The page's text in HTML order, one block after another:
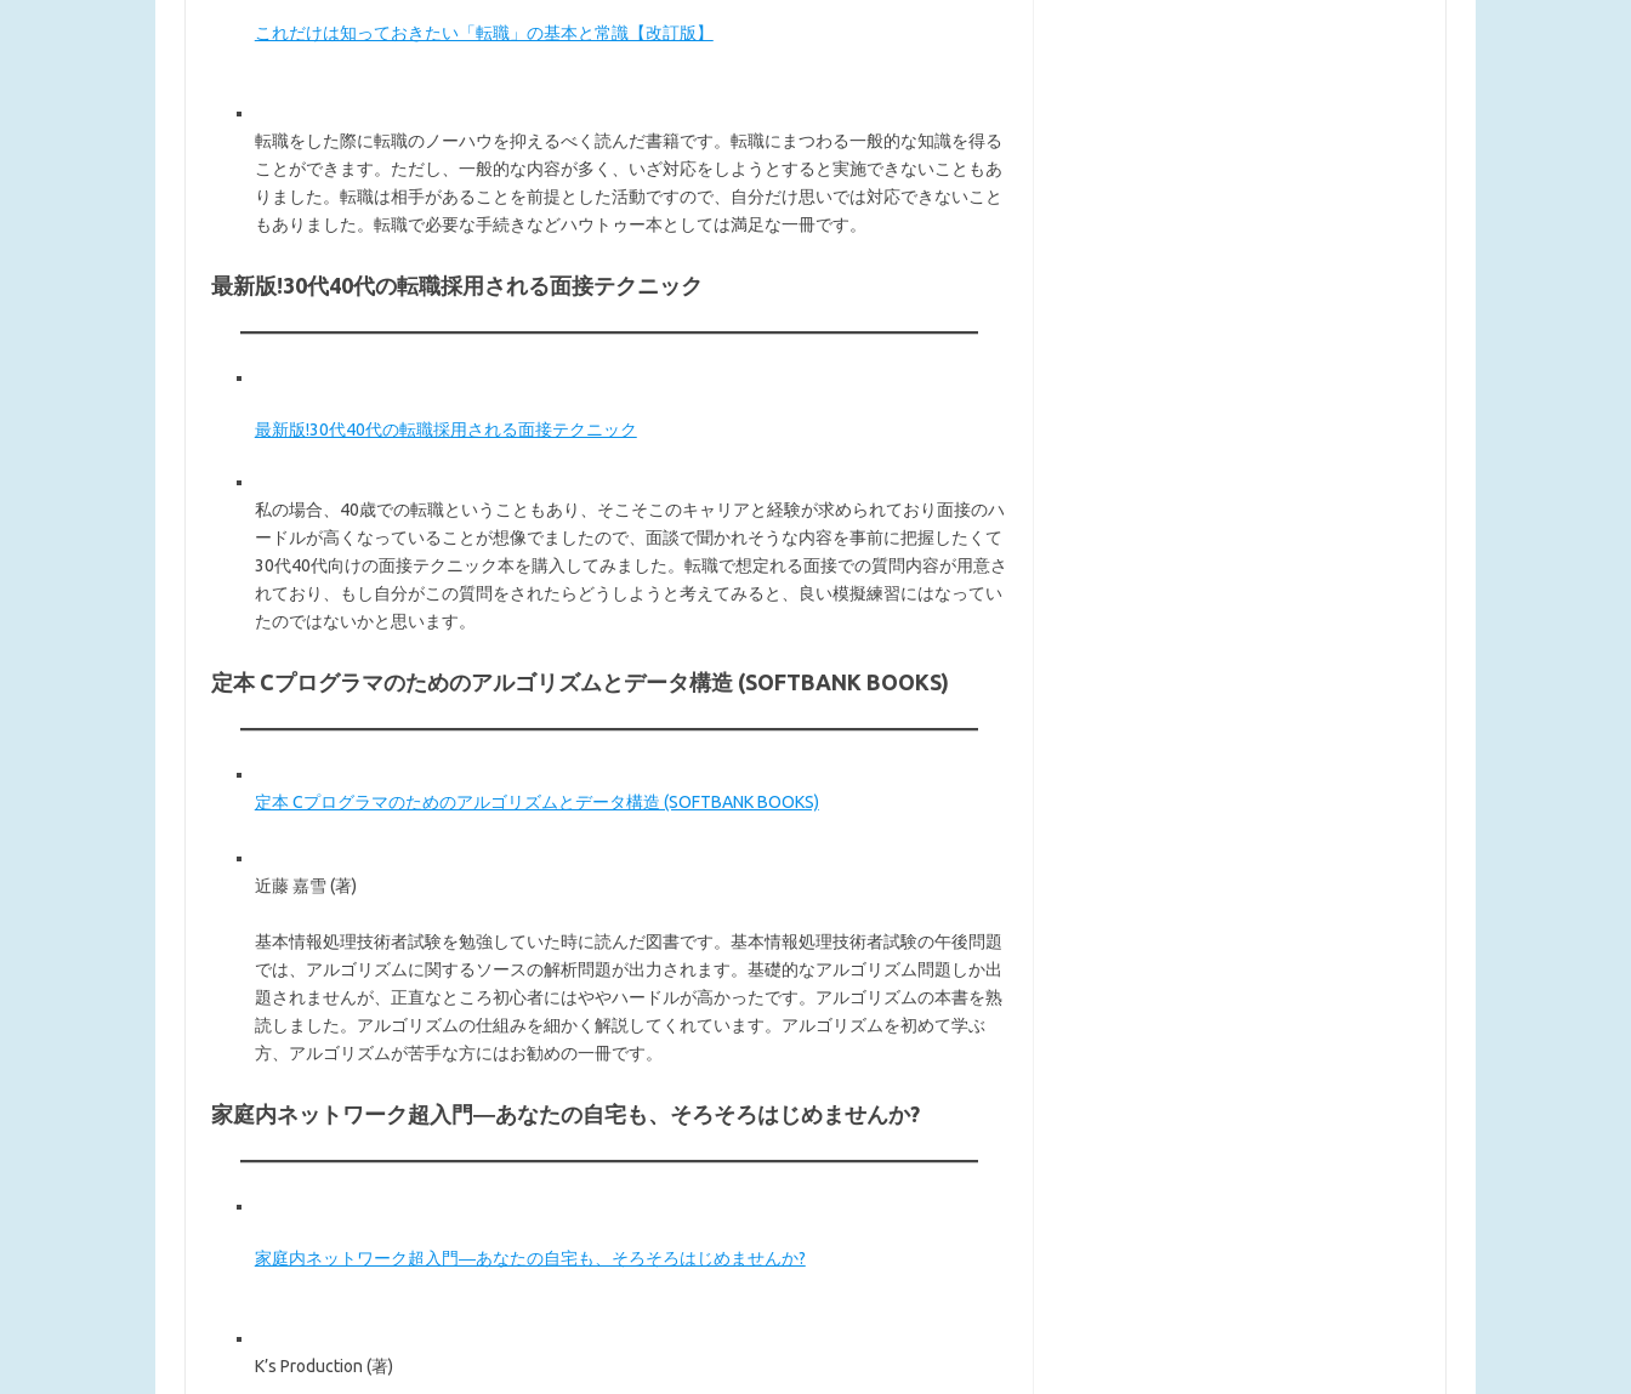
これだけは知っておきたい「転職」の基本と常識【改訂版】
転職をした際に転職のノーハウを抑えるべく読んだ書籍です。転職にまつわる一般的な知識を得る
ことができます。ただし、一般的な内容が多く、いざ対応をしようとすると実施できないこともあ
りました。転職は相手があることを前提とした活動ですので、自分だけ思いでは対応できないこと
もありました。転職で必要な手続きなどハウトゥー本としては満足な一冊です。
最新版!30代40代の転職採用される面接テクニック
最新版!30代40代の転職採用される面接テクニック
私の場合、40歳での転職ということもあり、そこそこのキャリアと経験が求められており面接のハ
ードルが高くなっていることが想像でましたので、面談で聞かれそうな内容を事前に把握したくて
30代40代向けの面接テクニック本を購入してみました。転職で想定れる面接での質問内容が用意さ
れており、もし自分がこの質問をされたらどうしようと考えてみると、良い模擬練習にはなってい
たのではないかと思います。
定本 Cプログラマのためのアルゴリズムとデータ構造 (SOFTBANK BOOKS)
定本 Cプログラマのためのアルゴリズムとデータ構造 (SOFTBANK BOOKS)
近藤 嘉雪 (著)
基本情報処理技術者試験を勉強していた時に読んだ図書です。基本情報処理技術者試験の午後問題
では、アルゴリズムに関するソースの解析問題が出力されます。基礎的なアルゴリズム問題しか出
題されませんが、正直なところ初心者にはややハードルが高かったです。アルゴリズムの本書を熟
読しました。アルゴリズムの仕組みを細かく解説してくれています。アルゴリズムを初めて学ぶ
方、アルゴリズムが苦手な方にはお勧めの一冊です。
家庭内ネットワーク超入門―あなたの自宅も、そろそろはじめませんか?
家庭内ネットワーク超入門―あなたの自宅も、そろそろはじめませんか?
K’s Production (著)